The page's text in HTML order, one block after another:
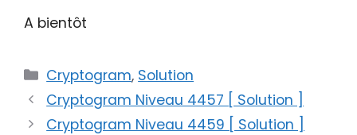
A bientôt
Catégories
Cryptogram, Solution
Cryptogram Niveau 4457 [ Solution ]
Cryptogram Niveau 4459 [ Solution ]